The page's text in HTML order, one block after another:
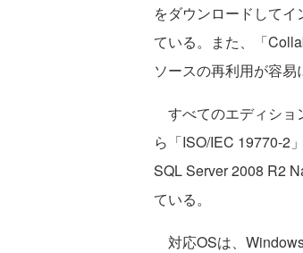
をダウンロードして
ている。また、「
ソースの再利用が容易
すべてのエディショ
ら「ISO/IEC 19770-2
SQL Server 2008 R2
ている。
対応OSは、